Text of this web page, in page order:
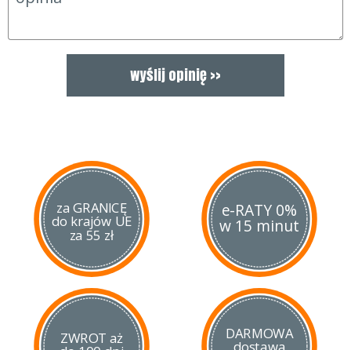
za GRANICĘ
do krajów UE
za 55 zł
e-RATY 0%
w 15 minut
ZWROT aż DARMOWA